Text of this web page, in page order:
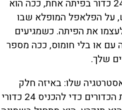
סבא משה מצליח להכניס 24 כדור בפיתה אחת, ככה הוא
על הפלאפל המופלא שבו
את הפיתה. כשמגיעים
עם או בלי חומוס, ככה מספר
שלך.
שלו: באיזה חלק
בפיתה וכמה חזק למעוך את הכדורים כדי להכניס 24 כדורי